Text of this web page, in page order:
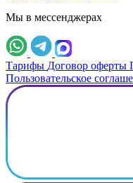
Мы в мессенджерах
Тарифы Договор оферты
Пользовательское